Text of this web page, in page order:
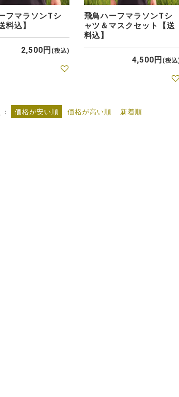
フマラソンTシ
料込】
2,500 税込
飛鳥ハーフマラソンTシ
ャツ＆マスクセット【送
料込】
4,500 税込
価格が安い順 価格が高い順 新着順